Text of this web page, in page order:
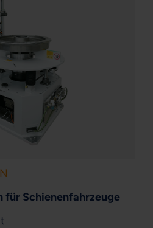
für Schienenfahrzeuge